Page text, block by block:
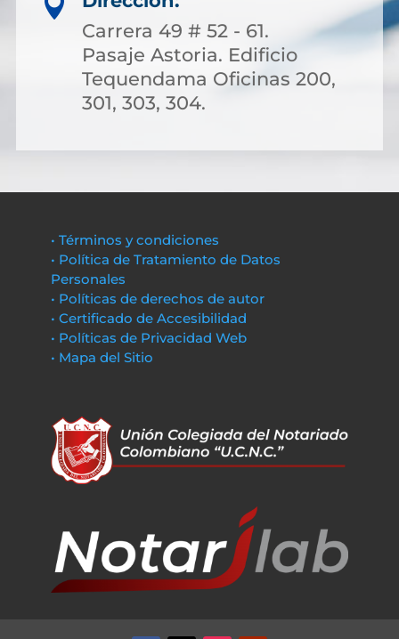
Carrera 49 # 52 - 61.
Pasaje Astoria. Edificio
Tequendama Oficinas 200,
301, 303, 304.
• Términos y condiciones
• Política de Tratamiento de Datos
Personales
• Políticas de derechos de autor
• Certificado de Accesibilidad
• Políticas de Privacidad Web
• Mapa del Sitio